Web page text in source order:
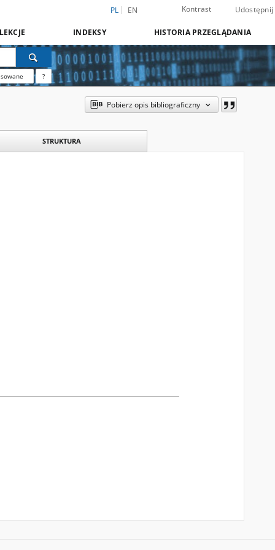
PL EN Kontrast Udostępnij
INDEKSY HISTORIA PRZEGLĄDANIA
?
Pobierz opis bibliograficzny
STRUKTURA